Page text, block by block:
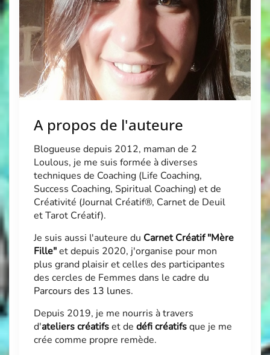
A propos de l'auteure
Blogueuse depuis 2012, maman de 2
Loulous, je me suis formée à diverses
techniques de Coaching (Life Coaching,
Success Coaching, Spiritual Coaching) et de
Créativité (Journal Créatif®, Carnet de Deuil
et Tarot Créatif).
Je suis aussi l'auteure du Carnet Créatif "Mère
Fille"et depuis 2020, j'organise pour mon
plus grand plaisir et celles des participantes
des cercles de Femmes dans le cadre du
Parcours des 13 lunes.
Depuis 2019, je me nourris à travers
d'ateliers créatifset de défi créatifsque je me
crée comme propre remède.